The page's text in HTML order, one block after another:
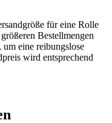
für eine Rolle
Bestellmengen
um eine reibungslose
wird entsprechend